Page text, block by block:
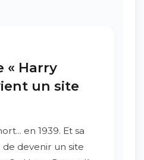
« Harry
un site
en 1939. Et sa
devenir un site